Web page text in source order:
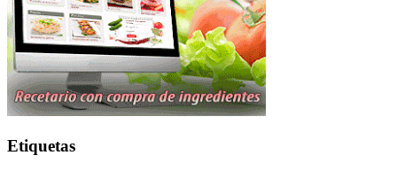
Etiquetas